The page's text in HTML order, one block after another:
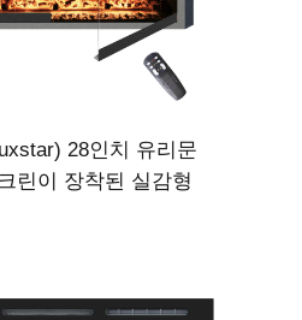
28인치 유리문
린이 장착된 실감형